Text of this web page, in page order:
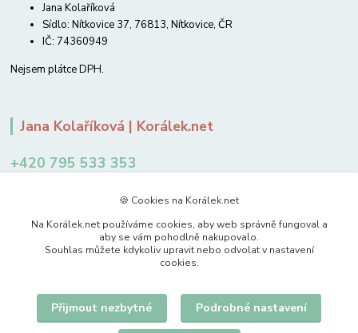
Jana Kolaříková
Sídlo: Nítkovice 37, 76813, Nítkovice, ČR
IČ: 74360949
Nejsem plátce DPH.
Jana Kolaříková | Korálek.net
+420 795 533 353
Upravit sběr cookies.
🍪 Cookies na Korálek.net
Na Korálek.net používáme cookies, aby web správně fungoval a
aby se vám pohodlně nakupovalo.
Souhlas můžete kdykoliv upravit nebo odvolat v nastavení
cookies.
Přijmout nezbytné Podrobné nastavení